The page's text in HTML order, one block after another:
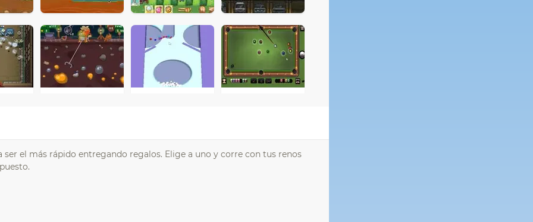
el más rápido entregando regalos. Elige a uno y corre con tus renos